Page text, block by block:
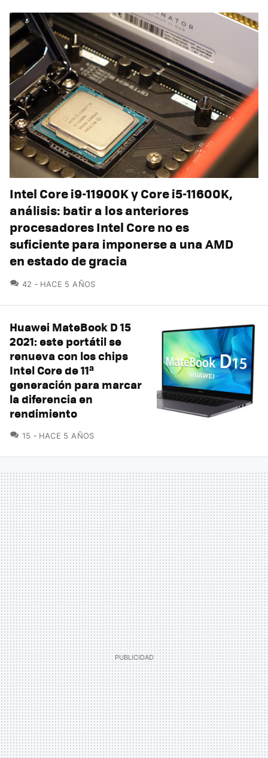
Intel Core i9-11900K y Core i5-11600K,
análisis: batir a los anteriores
procesadores Intel Core no es
suficiente para imponerse a una AMD
en estado de gracia
42 COMENTARIOS
HACE 5 AÑOS
Huawei MateBook D 15
2021: este portátil se
renueva con los chips
Intel Core de 11ª
generación para marcar
la diferencia en
rendimiento
15 COMENTARIOS
HACE 5 AÑOS